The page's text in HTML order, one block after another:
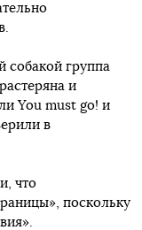
собакой группа
и
You must go! и
в
что
поскольку